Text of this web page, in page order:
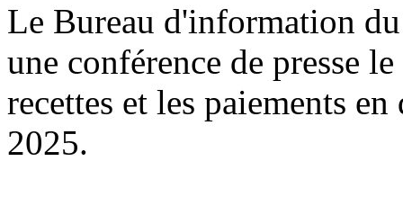
Le Bureau d'information
une conférence de presse
recettes et les paiements
2025.